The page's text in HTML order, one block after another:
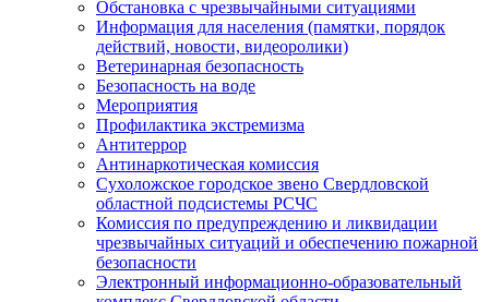
Обстановка с чрезвычайными ситуациями
Информация для населения (памятки, порядок
действий, новости, видеоролики)
Ветеринарная безопасность
Безопасность на воде
Мероприятия
Профилактика экстремизма
Антитеррор
Антинаркотическая комиссия
Сухоложское городское звено Свердловской
областной подсистемы РСЧС
Комиссия по предупреждению и ликвидации
чрезвычайных ситуаций и обеспечению пожарной
безопасности
Электронный информационно-образовательный